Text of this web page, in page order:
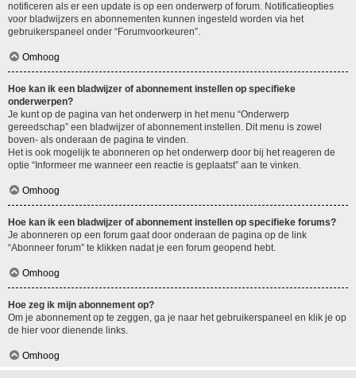
notificeren als er een update is op een onderwerp of forum. Notificatieopties
voor bladwijzers en abonnementen kunnen ingesteld worden via het
gebruikerspaneel onder “Forumvoorkeuren”.
Omhoog
Hoe kan ik een bladwijzer of abonnement instellen op specifieke
onderwerpen?
Je kunt op de pagina van het onderwerp in het menu “Onderwerp
gereedschap” een bladwijzer of abonnement instellen. Dit menu is zowel
boven- als onderaan de pagina te vinden.
Het is ook mogelijk te abonneren op het onderwerp door bij het reageren de
optie “Informeer me wanneer een reactie is geplaatst” aan te vinken.
Omhoog
Hoe kan ik een bladwijzer of abonnement instellen op specifieke forums?
Je abonneren op een forum gaat door onderaan de pagina op de link
“Abonneer forum” te klikken nadat je een forum geopend hebt.
Omhoog
Hoe zeg ik mijn abonnement op?
Om je abonnement op te zeggen, ga je naar het gebruikerspaneel en klik je op
de hier voor dienende links.
Omhoog